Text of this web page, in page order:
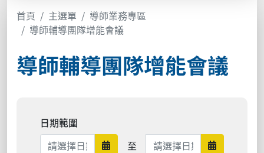
首頁 主選單
導師業務專區
導師輔導團隊增能會議
導師輔導團隊增能會議
日期範圍
日期範圍開始
至 日期範圍結束 日期範圍